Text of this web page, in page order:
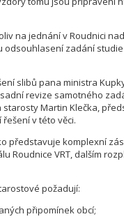
na jednání v Roudnici
odsouhlasení zadání
slibů pana ministra
revize samotného
Martin Klečka,
v této věci.
představuje komplexní
Roudnice VRT, dalším
požadují:
připomínek obcí;